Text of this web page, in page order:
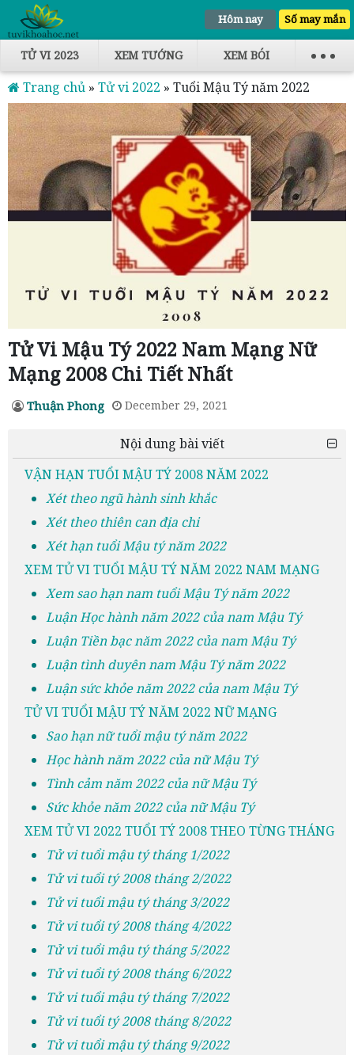
Hôm nay Số may mắn
TỬ VI 2023 XEM TƯỚNG XEM BÓI
Trang chủ » Tử vi 2022 » Tuổi Mậu Tý năm 2022
Tử Vi Mậu Tý 2022 Nam Mạng Nữ
Mạng 2008 Chi Tiết Nhất
Thuận Phong December 29, 2021
Nội dung bài viết
VẬN HẠN TUỔI MẬU TÝ 2008 NĂM 2022
Xét theo ngũ hành sinh khắc
Xét theo thiên can địa chi
Xét hạn tuổi Mậu tý năm 2022
XEM TỬ VI TUỔI MẬU TÝ NĂM 2022 NAM MẠNG
Xem sao hạn nam tuổi Mậu Tý năm 2022
Luận Học hành năm 2022 của nam Mậu Tý
Luận Tiền bạc năm 2022 của nam Mậu Tý
Luận tình duyên nam Mậu Tý năm 2022
Luận sức khỏe năm 2022 của nam Mậu Tý
TỬ VI TUỔI MẬU TÝ NĂM 2022 NỮ MẠNG
Sao hạn nữ tuổi mậu tý năm 2022
Học hành năm 2022 của nữ Mậu Tý
Tình cảm năm 2022 của nữ Mậu Tý
Sức khỏe năm 2022 của nữ Mậu Tý
XEM TỬ VI 2022 TUỔI TÝ 2008 THEO TỪNG THÁNG
Tử vi tuổi mậu tý tháng 1/2022
Tử vi tuổi tý 2008 tháng 2/2022
Tử vi tuổi mậu tý tháng 3/2022
Tử vi tuổi tý 2008 tháng 4/2022
Tử vi tuổi mậu tý tháng 5/2022
Tử vi tuổi tý 2008 tháng 6/2022
Tử vi tuổi mậu tý tháng 7/2022
Tử vi tuổi tý 2008 tháng 8/2022
Tử vi tuổi mậu tý tháng 9/2022